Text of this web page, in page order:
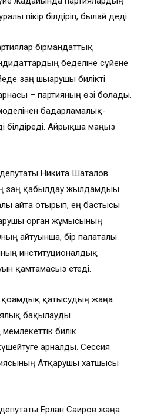
пікір білдіріп, былай деді:
бірмандаттық
беделіне сүйене
заң шығарушы билікті
– партияның өзі болады.
бағдарламалық-
білдіреді. Айрықша маңыз
депутаты Никита Шаталов
заң қабылдау жылдамдығы
айта отырып, ең бастысы
орган жұмысының
Оның айтуынша, бір палаталы
институционалдық
қамтамасыз етеді.
қоғамдық қатысудың жаңа
бақылауды
билік
арналды. Сессия
Атқарушы хатшысы
депутаты Ерлан Саиров жаңа